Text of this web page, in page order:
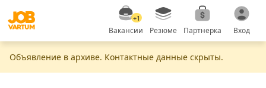
+1
Вакансии Резюме Партнерка Вход
Объявление в apxивe. Контактные данные скрыты.